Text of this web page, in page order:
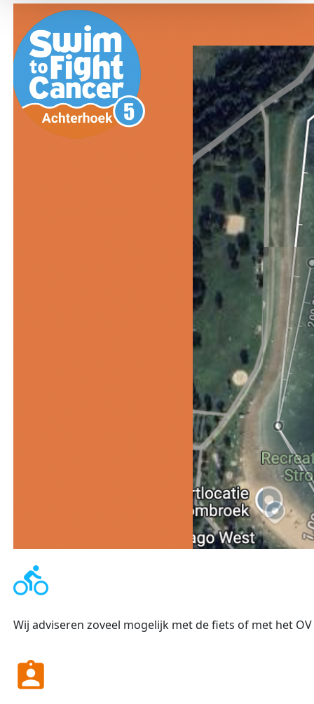
directions_bike
Wij adviseren zoveel mogelijk met de fiets of met het
assignment_ind